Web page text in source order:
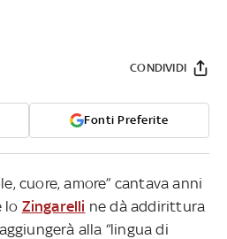
Fonti Preferite
CONDIVIDI
cuore, amore” cantava anni
lo Zingarelli ne dà addirittura
alla “lingua di